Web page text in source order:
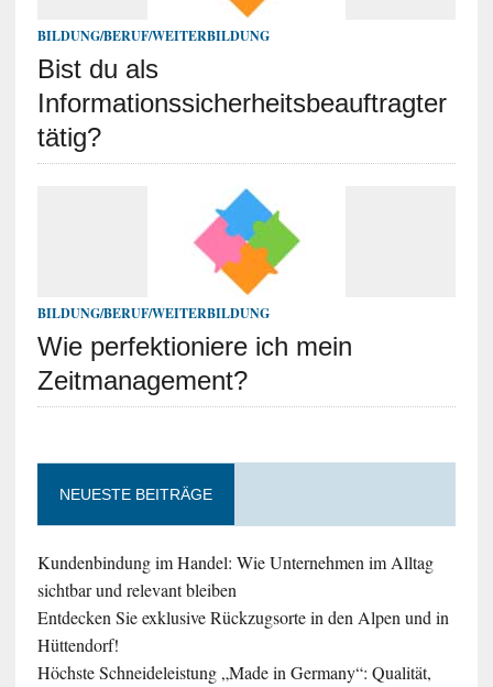
BILDUNG/BERUF/WEITERBILDUNG
Bist du als
Informationssicherheitsbeauftragter
tätig?
BILDUNG/BERUF/WEITERBILDUNG
Wie perfektioniere ich mein
Zeitmanagement?
NEUESTE BEITRÄGE
Kundenbindung im Handel: Wie Unternehmen im Alltag
sichtbar und relevant bleiben
Entdecken Sie exklusive Rückzugsorte in den Alpen und in
Hüttendorf!
Höchste Schneideleistung „Made in Germany“: Qualität,